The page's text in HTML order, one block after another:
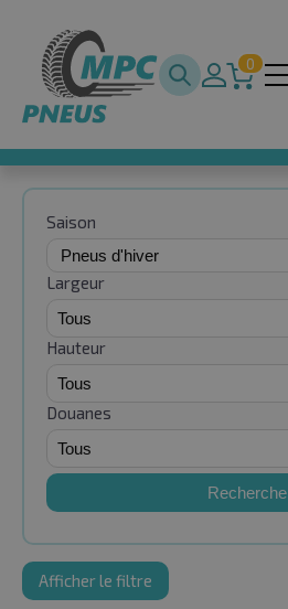
0
Saison
Largeur
Hauteur
Douanes
Recherche
Afficher le filtre